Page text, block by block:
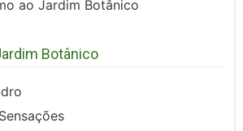
ao Jardim Botânico
Botânico